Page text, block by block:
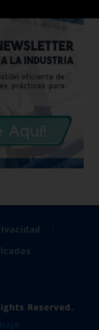
Reserved.